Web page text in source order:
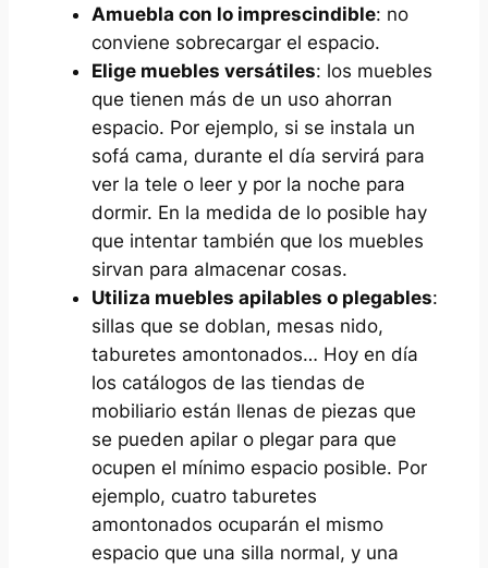
Amuebla con lo imprescindible: no
conviene sobrecargar el espacio.
Elige muebles versátiles: los muebles
que tienen más de un uso ahorran
espacio. Por ejemplo, si se instala un
sofá cama, durante el día servirá para
ver la tele o leer y por la noche para
dormir. En la medida de lo posible hay
que intentar también que los muebles
sirvan para almacenar cosas.
Utiliza muebles apilables o plegables:
sillas que se doblan, mesas nido,
taburetes amontonados… Hoy en día
los catálogos de las tiendas de
mobiliario están llenas de piezas que
se pueden apilar o plegar para que
ocupen el mínimo espacio posible. Por
ejemplo, cuatro taburetes
amontonados ocuparán el mismo
espacio que una silla normal, y una